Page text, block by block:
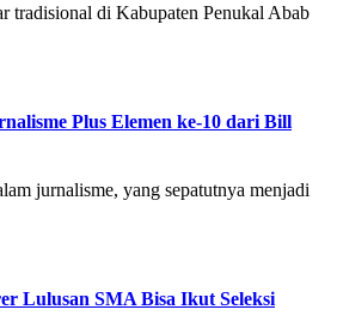
di Kabupaten Penukal Abab
Plus Elemen ke-10 dari Bill
jurnalisme, yang sepatutnya menjadi
Lulusan SMA Bisa Ikut Seleksi